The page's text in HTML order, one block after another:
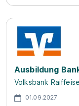
Ausbildung
Volksbank
01.09.2027